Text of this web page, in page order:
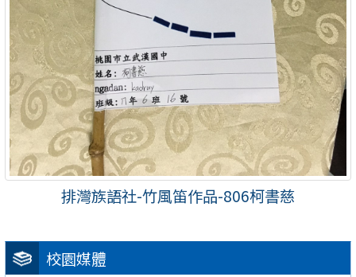
校園媒體
排灣族語社-竹風笛作品-806柯書慈